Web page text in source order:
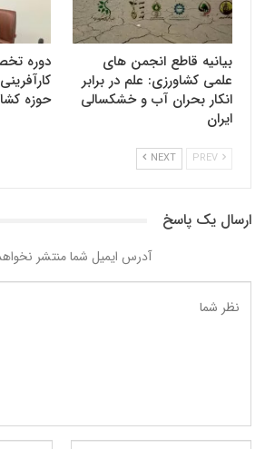
بیانیه قاطع انجمن های
علمی کشاورزی: علم در برابر
انکار بحران آب و خشکسالی
ایران
دوره
حوزه
NEXT
ارسال یک پاسخ
آدرس ایمیل شما منتشر